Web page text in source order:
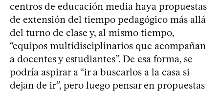
centros de educación media haya propuestas
de extensión del tiempo pedagógico más allá
del turno de clase y, al mismo tiempo,
“equipos multidisciplinarios que acompañan
a docentes y estudiantes”. De esa forma, se
podría aspirar a “ir a buscarlos a la casa si
dejan de ir”, pero luego pensar en propuestas